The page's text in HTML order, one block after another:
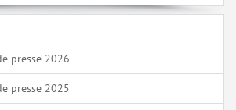
presse 2026
presse 2025